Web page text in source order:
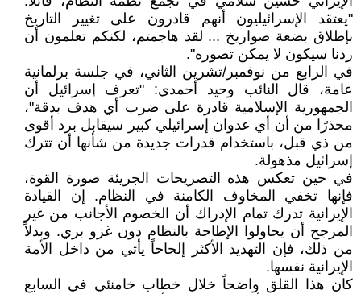
"يعتقد الإسرائيليون أنهم قادرون على تغيير التاريخ
بإطلاق بضعة صواريخ ... لقد هاجمتم، لكنكم تعلمون أن
ردنا سيكون لا يمكن تصوره".
في الرابع من نوفمبر/تشرين الثاني، في جلسة برلمانية
عامة، قال النائب وحيد أحمدي: "تعرف إسرائيل أن
الجمهورية الإسلامية قادرة على ضرب أي هدف بدقة"،
محذرًا من أن أي عدوان إسرائيلي كبير سيقابل برد أقوى
من ذي قبل، باستخدام قدرات جديدة من شأنها أن تترك
إسرائيل مذهولة.
في حين تعكس هذه التصريحات الجريئة صورة القوة،
فإنها تخفي المخاوف الكامنة في النظام. إن القيادة
الإيرانية تدرك تمام الإدراك أن الخصوم الأجانب من غير
المرجح أن يحاولوا الإطاحة بالنظام دون غزو بري. وبدلاً
من ذلك، فإن التهديد الأكثر إلحاحاً يأتي من داخل الأمة
الإيرانية نفسها.
كان هذا القلق واضحاً خلال خطاب خامنئي في السابع